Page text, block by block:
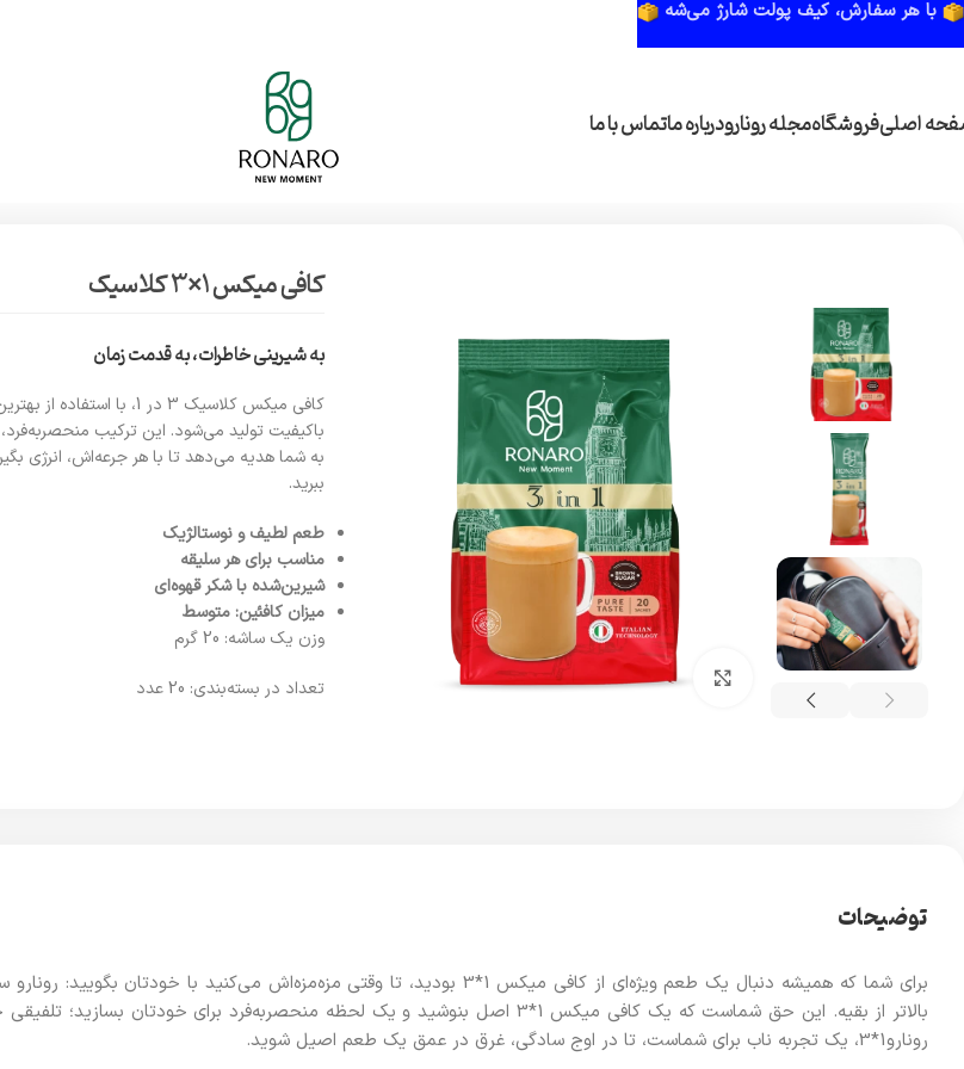
اصلیفروشگاهمجله رونارودرباره ماتماس با ما
برای بزرگنمایی کلیک کنید
کافی میکس 1×3 کلاسیک
به شیرینی خاطرات، به قدمت زمان
کافی میکس کلاسیک 3 در 1، با
باکیفیت تولید می‌شود. این ترکیب
به شما هدیه می‌دهد تا با هر جرعه‌اش، انرژی
ببرید.
طعم لطیف و نوستالژیک
مناسب برای هر سلیقه
شیرین‌شده با شکر قهوه‌ای
میزان کافئین: متوسط
وزن یک ساشه: 20 گرم
تعداد در بسته‌بندی: 20 عدد
توضیحات
برای شما که همیشه دنبال یک طعم ویژه‌ای از کافی میکس 1*3 بودید، تا وقتی
بالاتر از بقیه. این حق شماست که یک کافی میکس 1*3 اصل بنوشید و یک لحظه
رونارو1*3، یک تجربه‌ ناب برای شماست، تا در اوج سادگی، غرق در عمق یک طعم اصیل شوید.
با هر سفارش، کیف پولت شارژ می‌شه